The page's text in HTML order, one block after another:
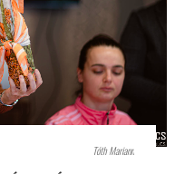
Tóth Mariann